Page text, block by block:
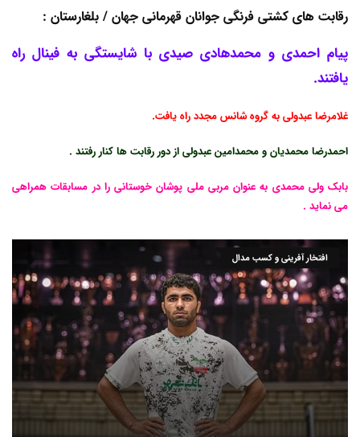
رقابت های کشتی فرنگی جوانان قهرمانی جهان / بلغارستان :
پیام احمدی و محمدهادی صیدی با شایستگی به فینال راه
یافتند.
غلامرضا عبدولی به گروه شانس مجدد راه یافت.
احمدرضا محمدیان و محمدامین عبدولی از دور رقابت ها کنار رفتند .
بابک ولی محمدی به عنوان مربی ملی پوشان خوستانی را در مسابقات همراهی
می نماید .
افتخار آفرینی و کسب مدال